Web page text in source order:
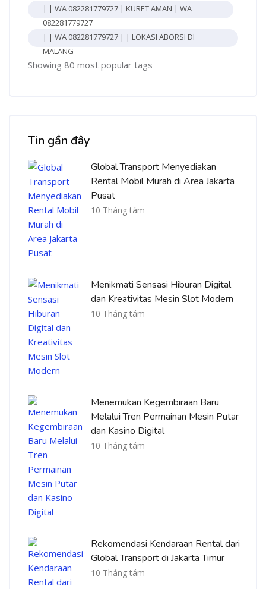
| | WA 082281779727 | KURET AMAN | WA
082281779727
| | WA 082281779727 | | LOKASI ABORSI DI
MALANG
Showing 80 most popular tags
Tin gần đây
Global Transport Menyediakan
Rental Mobil Murah di Area Jakarta
Pusat
10 Tháng tám
Menikmati Sensasi Hiburan Digital
dan Kreativitas Mesin Slot Modern
10 Tháng tám
Menemukan Kegembiraan Baru
Melalui Tren Permainan Mesin Putar
dan Kasino Digital
10 Tháng tám
Rekomendasi Kendaraan Rental dari
Global Transport di Jakarta Timur
10 Tháng tám